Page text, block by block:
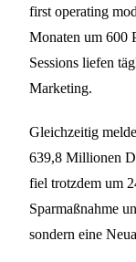
first operating
Monaten um 600
Sessions liefen
Marketing.
Gleichzeitig
639,8 Millionen
fiel trotzdem um
Sparmaßnahme
sondern eine